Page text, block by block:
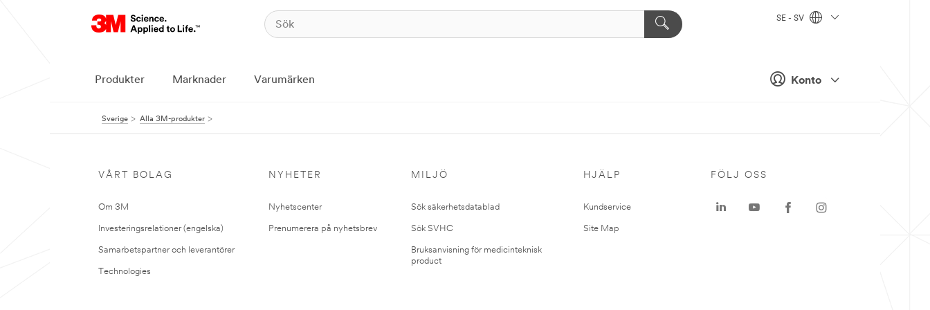
Konto
SE - SV
Produkter Marknader Varumärken
Sverige Alla 3M-produkter
VÅRT BOLAG
Om 3M
Investeringsrelationer (engelska)
Samarbetspartner och leverantörer
Technologies
NYHETER
Nyhetscenter
Prenumerera på nyhetsbrev
MILJÖ
Sök säkerhetsdatablad
Sök SVHC
Bruksanvisning för medicinteknisk
product
HJÄLP
Kundservice
Site Map
FÖLJ OSS